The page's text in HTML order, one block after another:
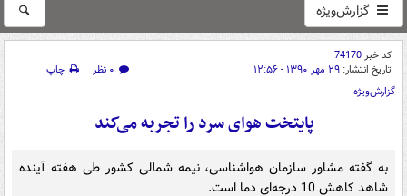
گزارش‌ویژه
کد خبر74170
تاریخ انتشار: ۲۹ مهر ۱۳۹۰ - ۱۲:۵۶ ۰ نظر
چاپ
گزارش‌ویژه
پایتخت هوای سرد را تجربه می‌کند
به گفته مشاور سازمان هواشناسی، نیمه شمالی کشور طی هفته آینده
شاهد کاهش 10 درجه‌ای دما است.